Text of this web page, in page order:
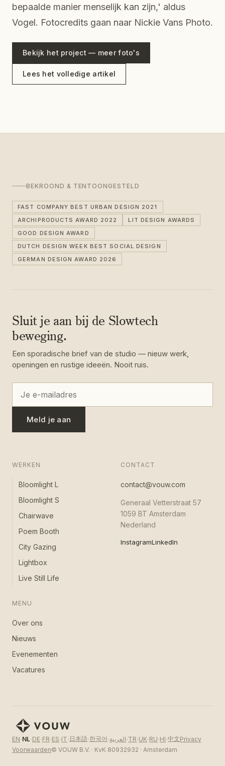
bepaalde manier menselijk kan zijn,' aldus
Vogel. Fotocredits gaan naar Nickie Vans Photo.
Bekijk het project — meer foto's
Lees het volledige artikel
BEKROOND & TENTOONGESTELD
FAST COMPANY BEST URBAN DESIGN 2021
ARCHIPRODUCTS AWARD 2022
LIT DESIGN AWARDS
GOOD DESIGN AWARD
DUTCH DESIGN WEEK BEST SOCIAL DESIGN
GERMAN DESIGN AWARD 2026
Sluit je aan bij de Slowtech
beweging.
Een sporadische brief van de studio — nieuw werk,
openingen en rustige ideeën. Nooit ruis.
Meld je aan
WERKEN
Bloomlight L
Bloomlight S
Chairwave
Poem Booth
City Gazing
Lightbox
Live Still Life
MENU
Over ons
Nieuws
Evenementen
Vacatures
CONTACT
contact@vouw.com
Generaal Vetterstraat 57
1059 BT Amsterdam
Nederland
InstagramLinkedIn
EN·NL·DE·FR·ES·IT· 日本語·한국어 ·العربية·TR·UK·RU·HI·中文Privacy
Voorwaarden© VOUW B.V. · KvK 80932932 · Amsterdam